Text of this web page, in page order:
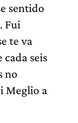
sentido
Fui
te va
seis
no
Meglio a